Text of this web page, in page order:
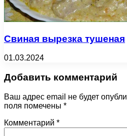
Свиная вырезка тушеная
01.03.2024
Добавить комментарий
Ваш адрес email не будет
поля помечены *
Комментарий *